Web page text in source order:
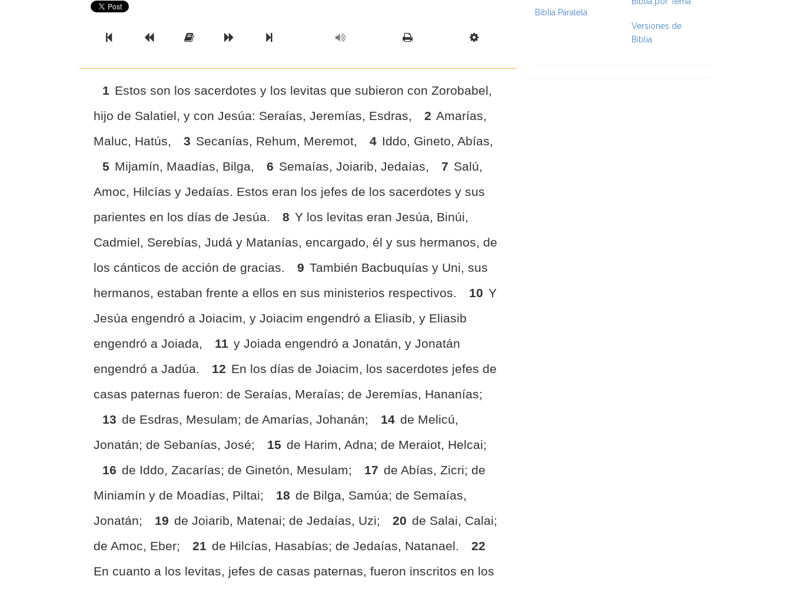
Previous BookPrevious Chapter
Read the Full Chapter
Next Chapter
Next Book Scripture Formatting
1 Estos son los sacerdotes y los levitas que subieron con Zorobabel,
hijo de Salatiel, y con Jesúa: Seraías, Jeremías, Esdras,
2 Amarías,
Maluc, Hatús,
3 Secanías, Rehum, Meremot, 4 Iddo, Gineto, Abías,
5 Mijamín, Maadías, Bilga, 6 Semaías, Joiarib, Jedaías, 7 Salú,
Amoc, Hilcías y Jedaías. Estos eran los jefes de los sacerdotes y sus
parientes en los días de Jesúa.
8 Y los levitas eran Jesúa, Binúi,
Cadmiel, Serebías, Judá y Matanías, encargado, él y sus hermanos, de
los cánticos de acción de gracias.
9 También Bacbuquías y Uni, sus
hermanos, estaban frente a ellos en sus ministerios respectivos.
10 Y
Jesúa engendró a Joiacim, y Joiacim engendró a Eliasib, y Eliasib
engendró a Joiada,
11 y Joiada engendró a Jonatán, y Jonatán
engendró a Jadúa.
12 En los días de Joiacim, los sacerdotes jefes de
casas paternas fueron: de Seraías, Meraías; de Jeremías, Hananías;
13 de Esdras, Mesulam; de Amarías, Johanán; 14 de Melicú,
Jonatán; de Sebanías, José;
15 de Harim, Adna; de Meraiot, Helcai;
16 de Iddo, Zacarías; de Ginetón, Mesulam; 17 de Abías, Zicri; de
Miniamín y de Moadías, Piltai;
18 de Bilga, Samúa; de Semaías,
Jonatán;
19 de Joiarib, Matenai; de Jedaías, Uzi; 20 de Salai, Calai;
de Amoc, Eber;
21 de Hilcías, Hasabías; de Jedaías, Natanael.
22
En cuanto a los levitas, jefes de casas paternas, fueron inscritos en los
Biblia Paralela
Versiones de
Biblia